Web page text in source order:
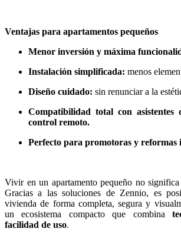
Ventajas para apartamentos pequeños
Menor inversión y máxima
Instalación simplificada: menos
Diseño cuidado: sin renunciar a la
Compatibilidad total con asistentes
control remoto.
Perfecto para promotoras y reformas
Vivir en un apartamento pequeño no
Gracias a las soluciones de Zennio, es
vivienda de forma completa, segura y
un ecosistema compacto que combina
facilidad de uso.